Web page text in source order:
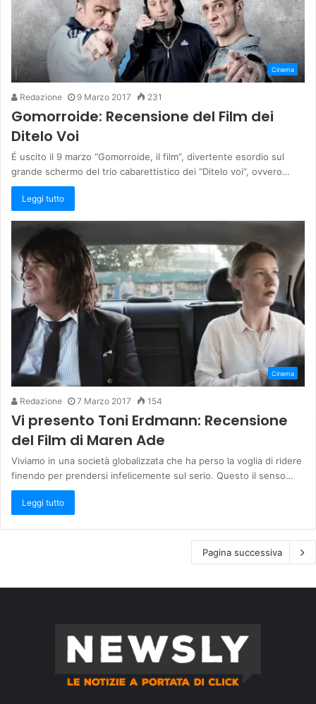
Cinema
Redazione 9 Marzo 2017 231
Gomorroide: Recensione del Film dei
Ditelo Voi
É uscito il 9 marzo “Gomorroide, il film”, divertente esordio sul
grande schermo del trio cabarettistico dei “Ditelo voi”, ovvero…
Leggi tutto
Cinema
Redazione 7 Marzo 2017 154
Vi presento Toni Erdmann: Recensione
del Film di Maren Ade
Viviamo in una società globalizzata che ha perso la voglia di ridere
finendo per prendersi infelicemente sul serio. Questo il senso…
Leggi tutto
Pagina successiva